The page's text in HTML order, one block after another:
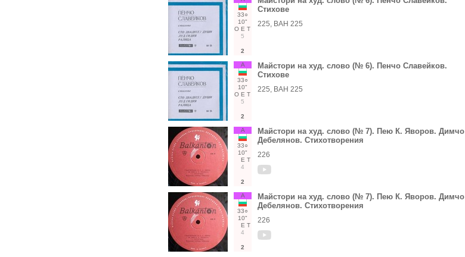
33○
10"
О Е Т
5
2
Стихове
225, ВАН 225
А
33○
10"
О Е Т
5
2
Майстори на худ. слово (№ 6). Пенчо Славейков.
Стихове
225, ВАН 225
А
33○
10"
Е Т
4
2
Майстори на худ. слово (№ 7). Пею К. Яворов. Димчо
Дебелянов. Стихотворения
226
А
33○
10"
Е Т
4
2
Майстори на худ. слово (№ 7). Пею К. Яворов. Димчо
Дебелянов. Стихотворения
226